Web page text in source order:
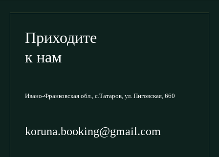
Приходите
к нам
Ивано-Франковская обл., с.Татаров, ул. Пиговская, 660
koruna.booking@gmail.com